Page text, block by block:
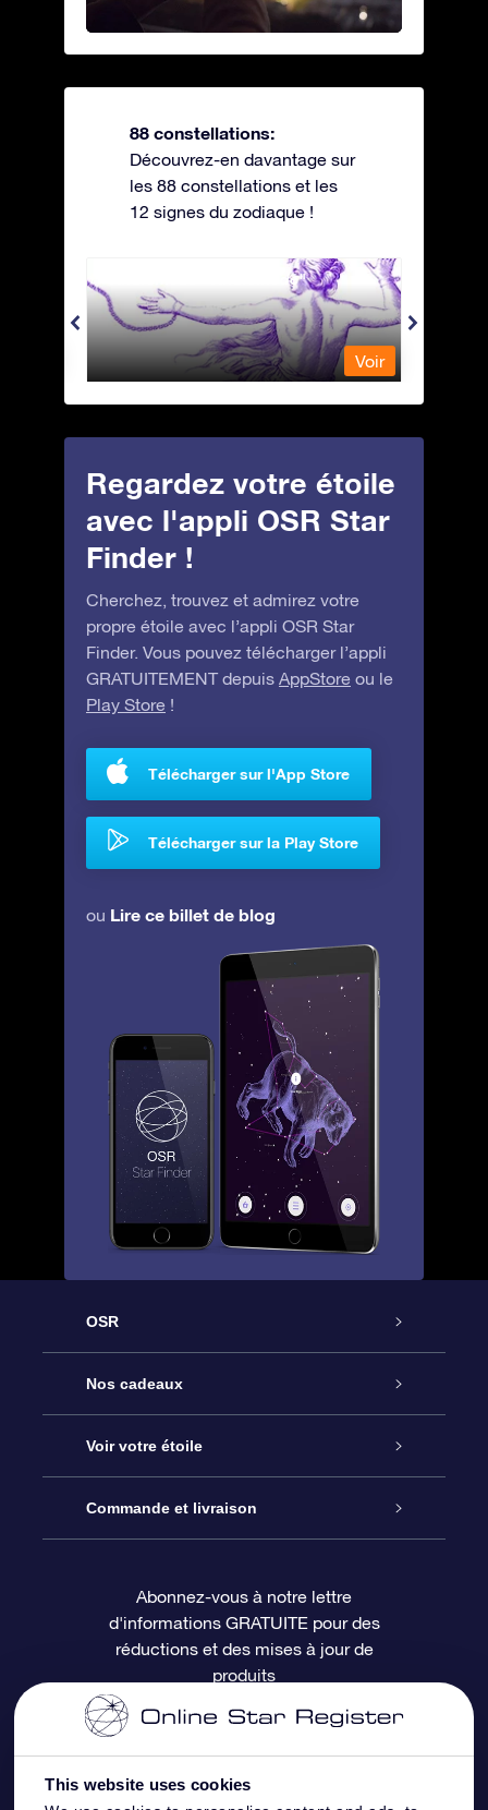
This website uses cookies
88 constellations:
Découvrez-en davantage sur
les 88 constellations et les
12 signes du zodiaque !
Andromeda - Andromède
Voir
Regardez votre étoile
avec l'appli OSR Star
Finder !
Cherchez, trouvez et admirez votre
propre étoile avec l’appli OSR Star
Finder. Vous pouvez télécharger l’appli
GRATUITEMENT depuis AppStore ou le
Play Store !
Télécharger sur l'App Store
Télécharger sur la Play Store
ou Lire ce billet de blog
OSR
Service
À propos de l’OSR
Nous contacter
Questions fréquemment posées
Revues
Nos cadeaux
Cadeau d’étoile en ligne
Coffret cadeau OSR
Carte cadeau OSR
Voir votre étoile
Registre des étoiles
Page d’accueil personnalisée
Un million d’étoiles
Écran de veille OSR
Commande et livraison
Informations de paiement
Informations d’expédition
Politique de retour
Abonnez-vous à notre lettre
d'informations GRATUITE pour des
réductions et des mises à jour de
produits